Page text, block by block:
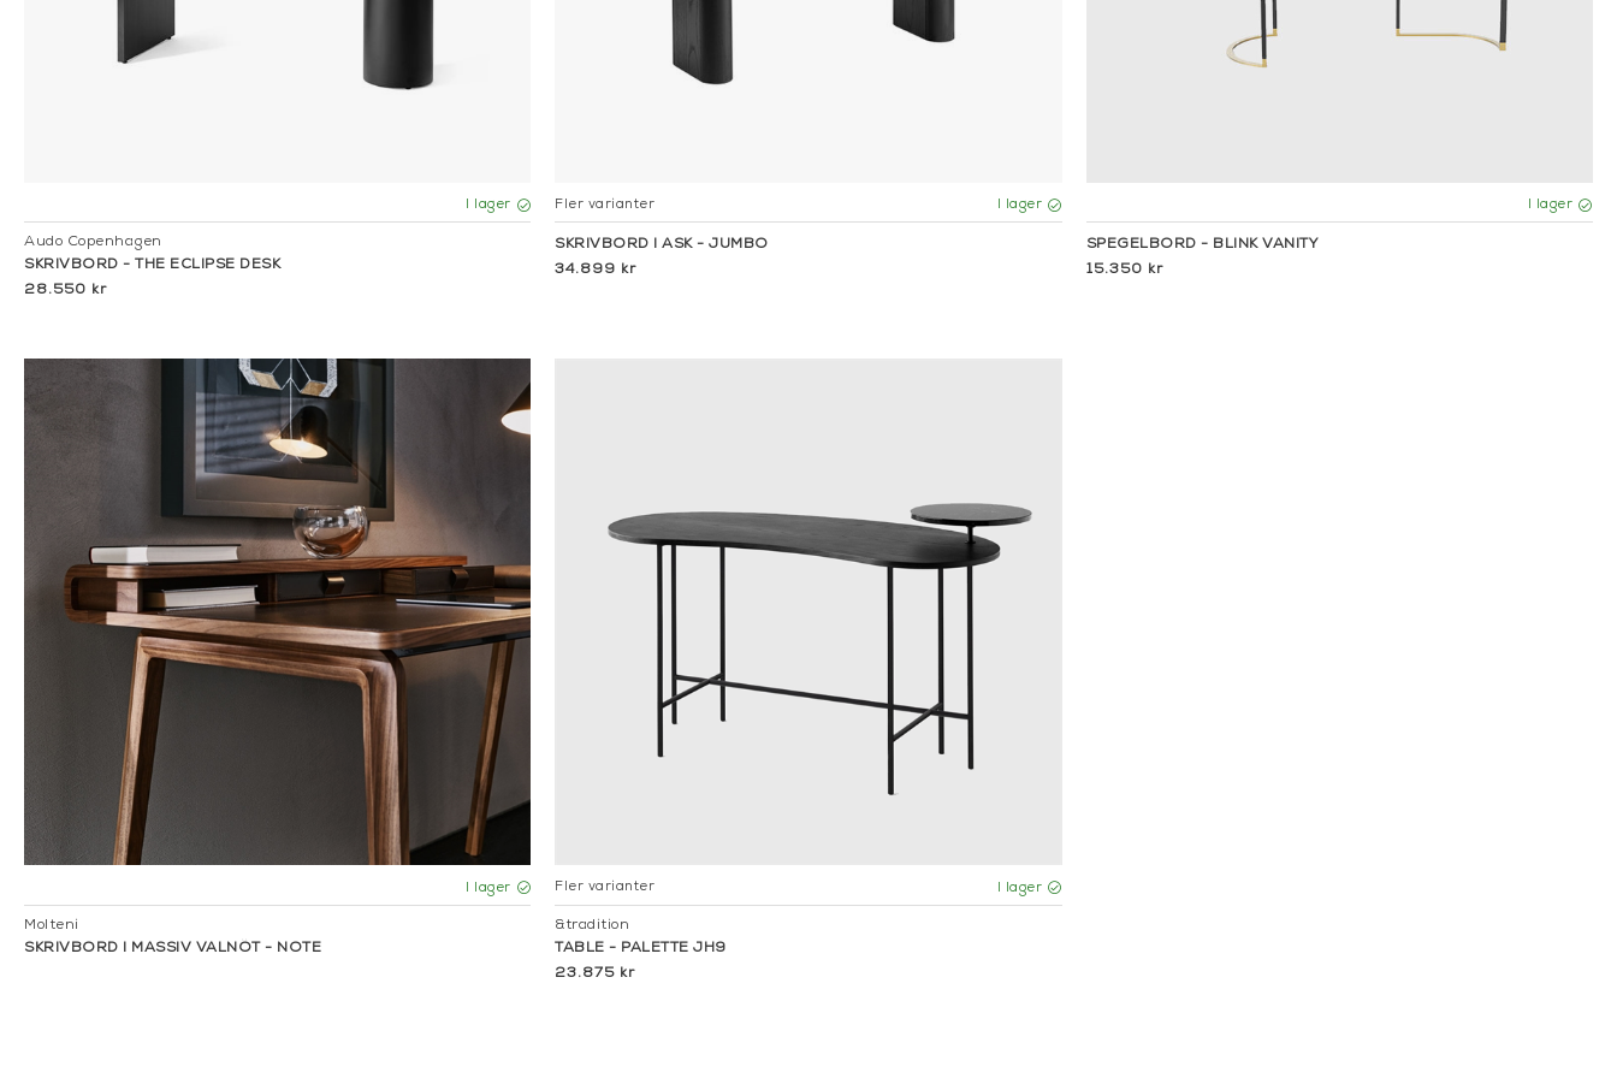
I lager
Audo Copenhagen
SKRIVBORD - THE ECLIPSE DESK
28.550 kr
Fler varianter I lager
SKRIVBORD I ASK - JUMBO
34.899 kr
I lager
SPEGELBORD - BLINK VANITY
15.350 kr
I lager
Molteni
SKRIVBORD I MASSIV VALNÖT - NOTE
Fler varianter I lager
&tradition
TABLE - PALETTE JH9
23.875 kr